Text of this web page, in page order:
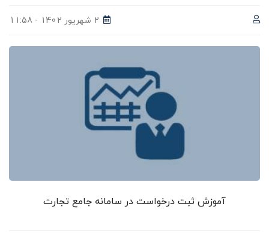
2 شهریور 1402 - 11:58
آموزش ثبت درخواست در سامانه جامع تجارت